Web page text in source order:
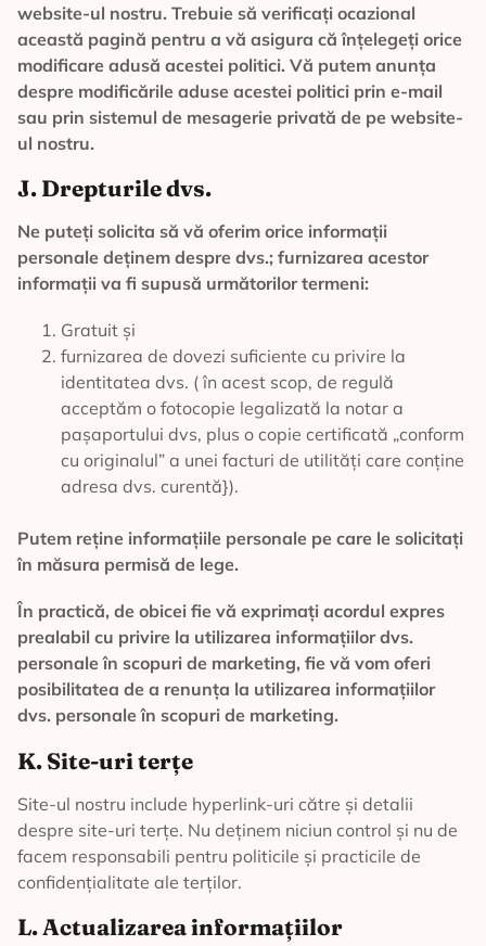
website-ul nostru. Trebuie să verificați ocazional
această pagină pentru a vă asigura că înțelegeți orice
modificare adusă acestei politici. Vă putem anunța
despre modificările aduse acestei politici prin e-mail
sau prin sistemul de mesagerie privată de pe website-
ul nostru.
J. Drepturile dvs.
Ne puteți solicita să vă oferim orice informații
personale deținem despre dvs.; furnizarea acestor
informații va fi supusă următorilor termeni:
Gratuit și
furnizarea de dovezi suficiente cu privire la
identitatea dvs. ( în acest scop, de regulă
acceptăm o fotocopie legalizată la notar a
pașaportului dvs, plus o copie certificată „conform
cu originalul” a unei facturi de utilități care conține
adresa dvs. curentă}).
Putem reține informațiile personale pe care le solicitați
în măsura permisă de lege.
În practică, de obicei fie vă exprimați acordul expres
prealabil cu privire la utilizarea informațiilor dvs.
personale în scopuri de marketing, fie vă vom oferi
posibilitatea de a renunța la utilizarea informațiilor
dvs. personale în scopuri de marketing.
K. Site-uri terțe
Site-ul nostru include hyperlink-uri către și detalii
despre site-uri terțe. Nu deținem niciun control și nu de
facem responsabili pentru politicile și practicile de
confidențialitate ale terților.
L. Actualizarea informațiilor